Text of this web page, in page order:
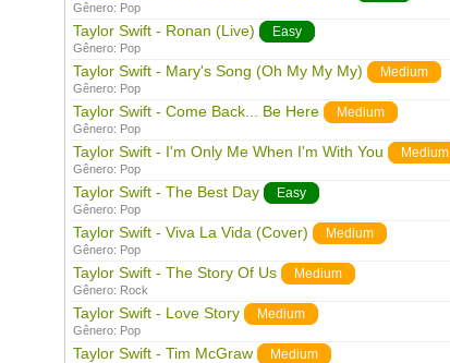
Gênero: Pop
Taylor Swift - Ronan (Live) Easy
Gênero: Pop
Taylor Swift - Mary's Song (Oh My My My) Medium
Gênero: Pop
Taylor Swift - Come Back... Be Here Medium
Gênero: Pop
Taylor Swift - I'm Only Me When I'm With You Medium
Gênero: Pop
Taylor Swift - The Best Day Easy
Gênero: Pop
Taylor Swift - Viva La Vida (Cover) Medium
Gênero: Pop
Taylor Swift - The Story Of Us Medium
Gênero: Rock
Taylor Swift - Love Story Medium
Gênero: Pop
Taylor Swift - Tim McGraw Medium